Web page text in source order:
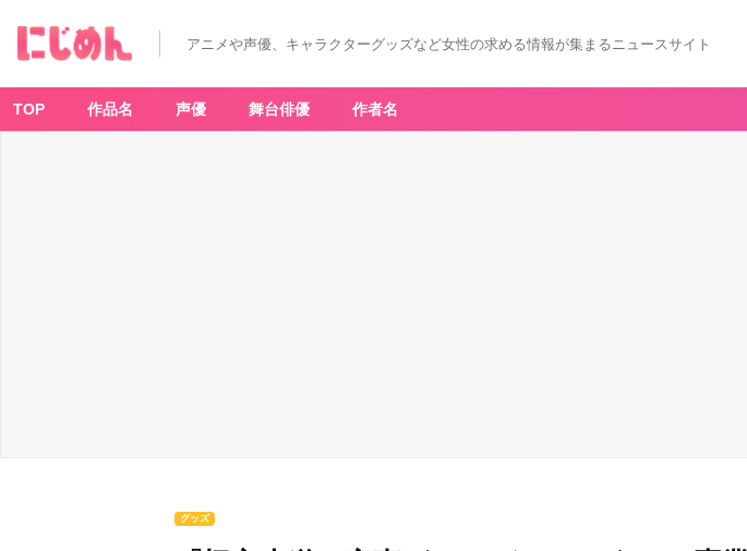
アニメや声優、キャラクターグッズなど女性の求める情報が集まるニュースサイト
TOP 作品名 声優 舞台俳優 作者名
グッズ